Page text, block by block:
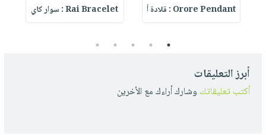
Orore Pendant : قلادة أ Rai Bracelet : سوار كاي
1
2
3
4
5
أبرز التعليقات
أكتب تعليقاتك وشارك أراءك مع الأخرين